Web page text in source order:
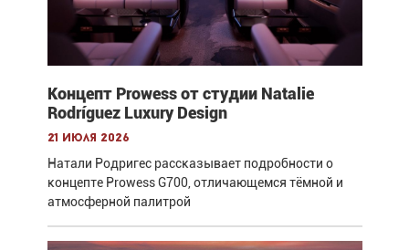
Концепт Prowess от студии Natalie
Rodríguez Luxury Design
21 июля 2026
Натали Родригес рассказывает подробности о
концепте Prowess G700, отличающемся тёмной и
атмосферной палитрой